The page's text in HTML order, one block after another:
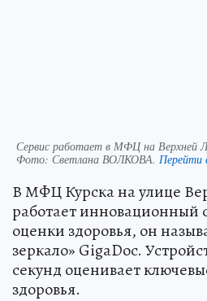
Сервис работает в МФЦ на Верхней
Фото: Светлана ВОЛКОВА.
В МФЦ Курска на улице
работает инновационный
оценки здоровья, он
зеркало» GigaDoc.
секунд оценивает
здоровья.